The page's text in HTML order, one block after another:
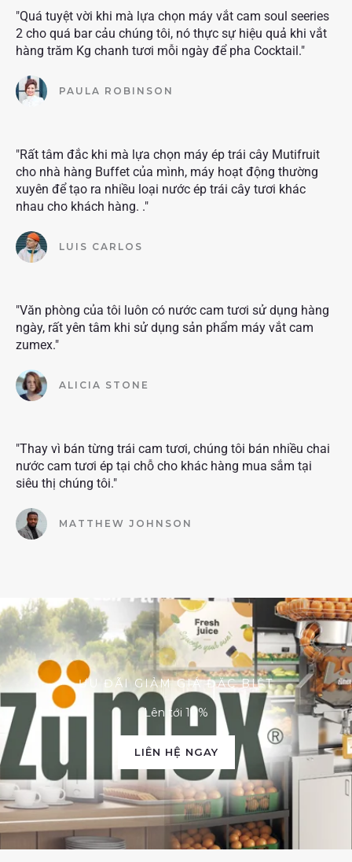
"Quá tuyệt vời khi mà lựa chọn máy vắt cam soul seeries
2 cho quá bar cảu chúng tôi, nó thực sự hiệu quả khi vắt
hàng trăm Kg chanh tươi mỗi ngày để pha Cocktail."
PAULA ROBINSON
"Rất tâm đắc khi mà lựa chọn máy ép trái cây Mutifruit
cho nhà hàng Buffet của mình, máy hoạt động thường
xuyên để tạo ra nhiều loại nước ép trái cây tươi khác
nhau cho khách hàng. ."
LUIS CARLOS
"Văn phòng của tôi luôn có nước cam tươi sử dụng hàng
ngày, rất yên tâm khi sử dụng sản phẩm máy vắt cam
zumex."
ALICIA STONE
"Thay vì bán từng trái cam tươi, chúng tôi bán nhiều chai
nước cam tươi ép tại chỗ cho khác hàng mua sắm tại
siêu thị chúng tôi."
MATTHEW JOHNSON
ƯU ĐÃI GIẢM GIÁ ĐẶC BIỆT
Lên tới 10%
LIÊN HỆ NGAY